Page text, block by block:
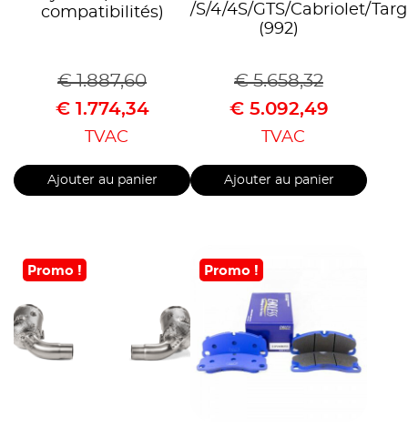
compatibilités)
€1.887,60
€1.774,34
TVAC
Ajouter au panier
/S/4/4S/GTS/Cabriolet/
(992)
€5.658,32
€5.092,49
TVAC
Ajouter au panier
Promo ! Promo !